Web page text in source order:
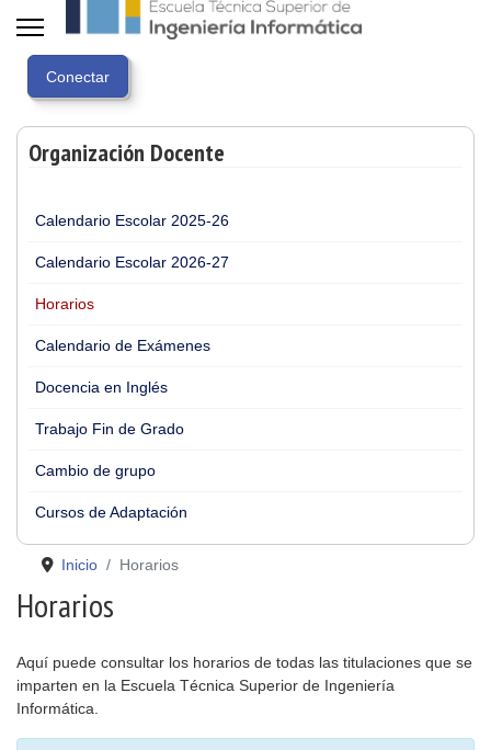
Organización Docente
Calendario Escolar 2025-26
Calendario Escolar 2026-27
Horarios
Calendario de Exámenes
Docencia en Inglés
Trabajo Fin de Grado
Cambio de grupo
Cursos de Adaptación
Inicio Horarios
Horarios
Aquí puede consultar los horarios de todas las titulaciones que se
imparten en la Escuela Técnica Superior de Ingeniería
Informática.